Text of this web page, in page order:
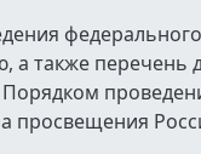
а также
просвещения